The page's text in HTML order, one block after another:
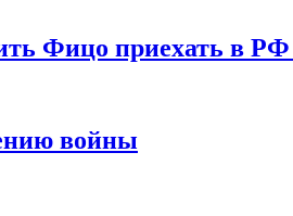
Фицо приехать в
войны